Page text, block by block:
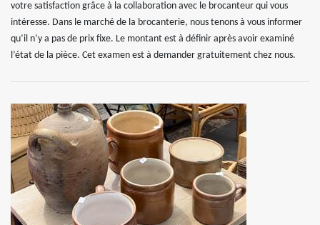
votre satisfaction grâce à la collaboration avec le brocanteur qui vous
intéresse. Dans le marché de la brocanterie, nous tenons à vous informer
qu’il n’y a pas de prix fixe. Le montant est à définir après avoir examiné
l’état de la pièce. Cet examen est à demander gratuitement chez nous.